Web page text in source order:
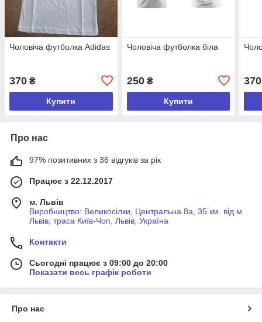
Чоловіча футболка Adidas
370 ₴
Купити
Чоловіча футболка біла
250₴
Купити
370
Про нас
97% позитивних з 36 відгуків за рік
Працює з 22.12.2017
м. Львів
Виробництво: Великосілки, Центральна 8а, 35 км. від м
Львів, траса Київ-Чоп, Львів, Україна
Контакти
Сьогодні працює з 09:00 до 20:00
Показати весь графік роботи
Про нас